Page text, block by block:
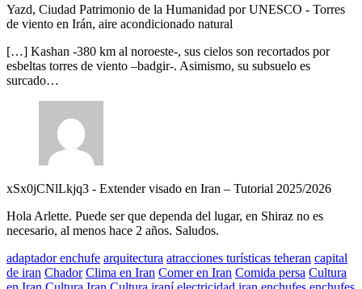
Yazd, Ciudad Patrimonio de la Humanidad por UNESCO - Torres
de viento en Irán, aire acondicionado natural
[…] Kashan -380 km al noroeste-, sus cielos son recortados por
esbeltas torres de viento –badgir-. Asimismo, su subsuelo es
surcado…
xSx0jCNlLkjq3 - Extender visado en Iran – Tutorial 2025/2026
Hola Arlette. Puede ser que dependa del lugar, en Shiraz no es
necesario, al menos hace 2 años. Saludos.
adaptador enchufe arquitectura atracciones turísticas teheran capital
de iran Chador Clima en Iran Comer en Iran Comida persa Cultura